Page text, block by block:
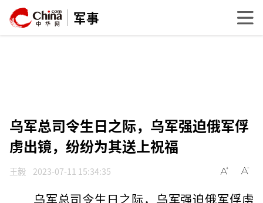
军事
乌军总司令生日之际，乌军强迫俄军俘
虏出镜，纷纷为其送上祝福
王毅 2023-07-11 15:34:35
乌军总司令生日之际，乌军强迫俄军俘虏